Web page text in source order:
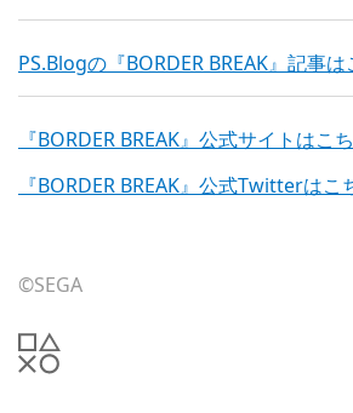
PS.Blogの『BORDER BREAK』記事は
『BORDER BREAK』公式サイトはこ
『BORDER BREAK』公式Twitterはこ
©SEGA